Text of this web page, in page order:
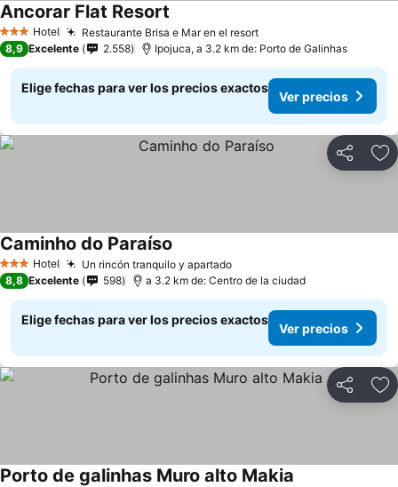
3 Estrellas
Hotel Restaurante Brisa e Mar en el resort
Ancorar Flat Resort
8,9 Excelente 2.558 Ipojuca, a 3.2 km de: Porto de Galinhas
Elige fechas para ver los precios exactos
Ver precios
Compartir
3 Estrellas
Hotel Un rincón tranquilo y apartado
Caminho do Paraíso
8,8 Excelente 598 a 3.2 km de: Centro de la ciudad
Elige fechas para ver los precios exactos
Ver precios
Compartir
Porto de galinhas Muro alto Makia